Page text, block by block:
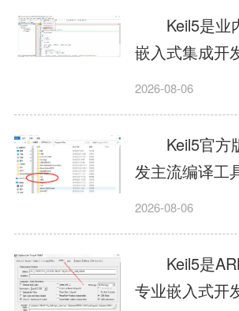
这样？因为AI
耍嘴皮子的
里有海量知识
激发出来实力
AgentSkill，
上的一双机
解决很多问题
AgentSkillSkill
Keil5是业
嵌入式集成开
ARM、51内
力，代码编
具成熟，大量
该平台开发。
独下载对应芯
手配置难度较
授权费用不
存在程序容量
2026-08-06
Keil5官方
发主流编译工
STM32、51单
在线调试、
众多厂商芯片
需要手动添加
2026-08-06
Keil5是
专业嵌入式开